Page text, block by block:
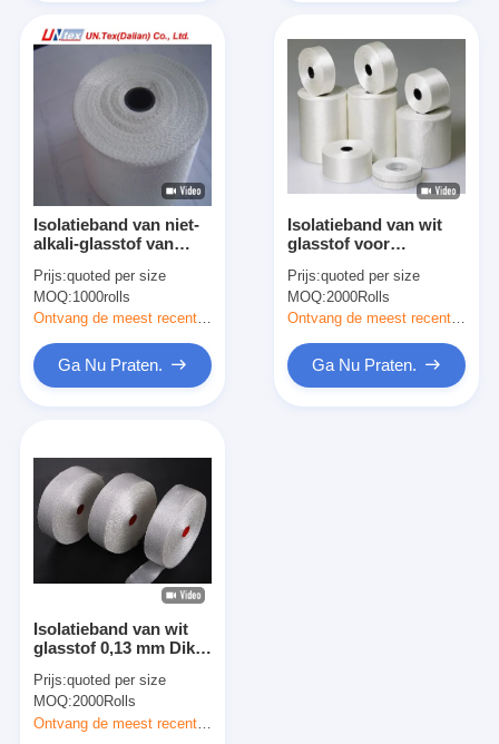
De Band van de doekbuis
Tweezijdige Plakband
HUISDIEREN Plakband
Het Afgietsel van de precisieinvestering
Elektrische isolatieplaat
Isolatieband van niet-
alkali-glasstof van
Prijs:quoted per size
MOQ:1000rolls
Ontvang de meest recente Prijs
Ga Nu Praten.
Isolatieband van wit
glasstof voor
Prijs:quoted per size
MOQ:2000Rolls
Ontvang de meest recente Prijs
Ga Nu Praten.
Isolatieband van wit
glasstof 0,13 mm Dikte
N/10 mm X100 mm
Prijs:quoted per size
MOQ:2000Rolls
Ontvang de meest recente Prijs